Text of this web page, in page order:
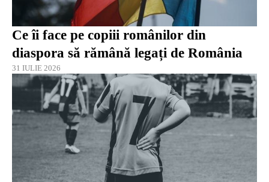
Ce îi face pe copiii românilor din
diaspora să rămână legați de România
31 IULIE 2026